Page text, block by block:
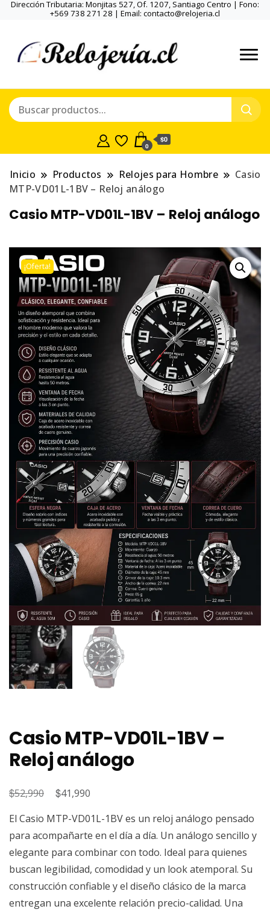
Dirección Tributaria: Monjitas 527, Of. 1207, Santiago Centro | Fono:
+569 738 271 28 | Email: contacto@relojeria.cl
0
$0
Inicio Productos Relojes para Hombre
Casio
MTP-VD01L-1BV – Reloj análogo
Casio MTP-VD01L-1BV – Reloj análogo
¡Oferta!
Casio MTP-VD01L-1BV –
Reloj análogo
$52,990
El
original
era:
$52,990.
$41,990
actual
es:
$41,990.
El Casio MTP-VD01L-1BV es un reloj análogo pensado
para acompañarte en el día a día. Un análogo sencillo y
elegante para combinar con todo. Ideal para quienes
buscan legibilidad, comodidad y un look atemporal. Su
construcción confiable y el diseño clásico de la marca
entregan una excelente relación precio-calidad. Una